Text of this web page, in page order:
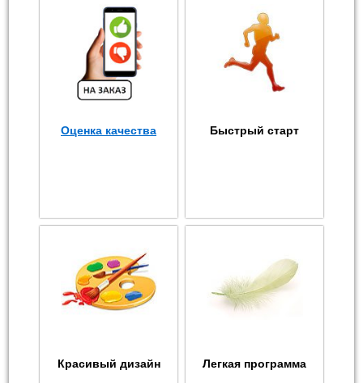
Оценка качества Быстрый старт
Красивый дизайн Легкая программа